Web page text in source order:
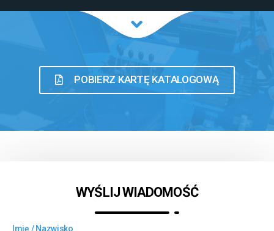
POBIERZ KARTĘ KATALOGOWĄ
WYŚLIJ WIADOMOŚĆ
Imię / Nazwisko